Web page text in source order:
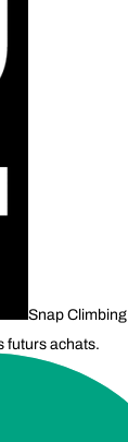
Snap Climbing
futurs achats.